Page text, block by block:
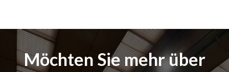
Möchten Sie mehr über